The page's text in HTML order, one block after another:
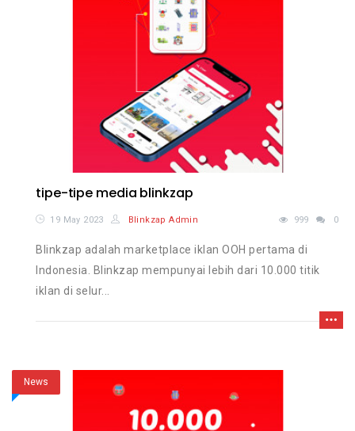
tipe-tipe media blinkzap
19 May 2023 Blinkzap Admin 999 0
Blinkzap adalah marketplace iklan OOH pertama di
Indonesia. Blinkzap mempunyai lebih dari 10.000 titik
iklan di selur...
News